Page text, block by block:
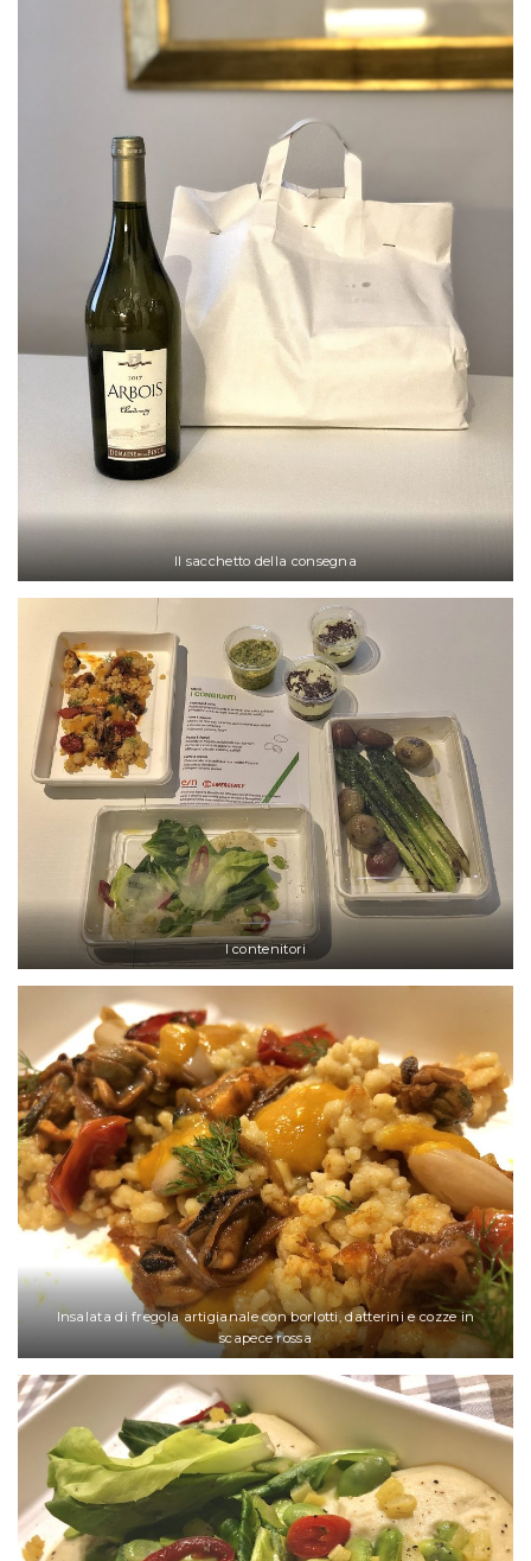
Il sacchetto della consegna
I contenitori
Insalata di fregola artigianale con borlotti, datterini e cozze in
scapece rossa